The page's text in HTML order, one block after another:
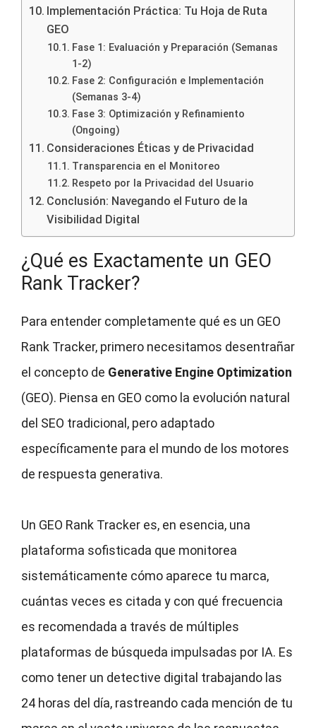
Implementación Práctica: Tu Hoja de Ruta
GEO
Fase 1: Evaluación y Preparación (Semanas
1-2)
Fase 2: Configuración e Implementación
(Semanas 3-4)
Fase 3: Optimización y Refinamiento
(Ongoing)
Consideraciones Éticas y de Privacidad
Transparencia en el Monitoreo
Respeto por la Privacidad del Usuario
Conclusión: Navegando el Futuro de la
Visibilidad Digital
¿Qué es Exactamente un GEO
Rank Tracker?
Para entender completamente qué es un GEO
Rank Tracker, primero necesitamos desentrañar
el concepto de Generative Engine Optimization
(GEO). Piensa en GEO como la evolución natural
del SEO tradicional, pero adaptado
específicamente para el mundo de los motores
de respuesta generativa.
Un GEO Rank Tracker es, en esencia, una
plataforma sofisticada que monitorea
sistemáticamente cómo aparece tu marca,
cuántas veces es citada y con qué frecuencia
es recomendada a través de múltiples
plataformas de búsqueda impulsadas por IA. Es
como tener un detective digital trabajando las
24 horas del día, rastreando cada mención de tu